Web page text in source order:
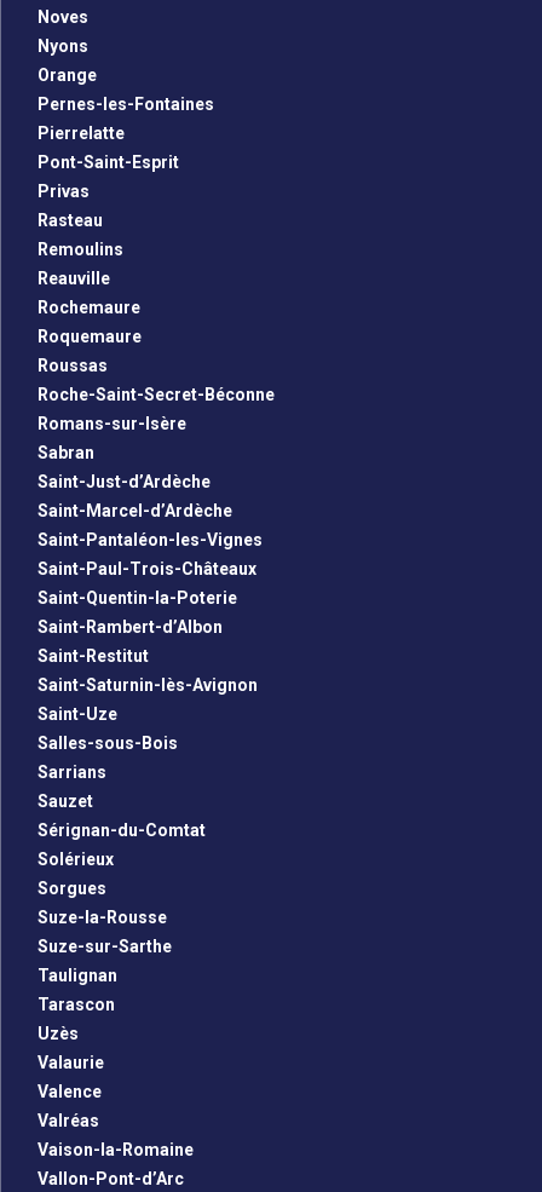
Noves
Nyons
Orange
Pernes-les-Fontaines
Pierrelatte
Pont-Saint-Esprit
Privas
Rasteau
Remoulins
Reauville
Rochemaure
Roquemaure
Roussas
Roche-Saint-Secret-Béconne
Romans-sur-Isère
Sabran
Saint-Just-d’Ardèche
Saint-Marcel-d’Ardèche
Saint-Pantaléon-les-Vignes
Saint-Paul-Trois-Châteaux
Saint-Quentin-la-Poterie
Saint-Rambert-d’Albon
Saint-Restitut
Saint-Saturnin-lès-Avignon
Saint-Uze
Salles-sous-Bois
Sarrians
Sauzet
Sérignan-du-Comtat
Solérieux
Sorgues
Suze-la-Rousse
Suze-sur-Sarthe
Taulignan
Tarascon
Uzès
Valaurie
Valence
Valréas
Vaison-la-Romaine
Vallon-Pont-d’Arc